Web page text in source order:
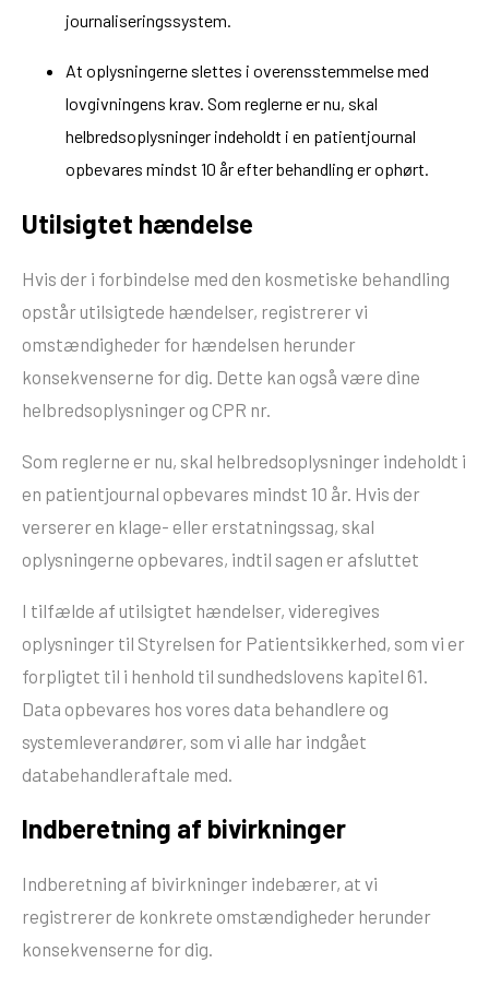
journaliseringssystem.
At oplysningerne slettes i overensstemmelse med
lovgivningens krav. Som reglerne er nu, skal
helbredsoplysninger indeholdt i en patientjournal
opbevares mindst 10 år efter behandling er ophørt.
Utilsigtet hændelse
Hvis der i forbindelse med den kosmetiske behandling
opstår utilsigtede hændelser, registrerer vi
omstændigheder for hændelsen herunder
konsekvenserne for dig. Dette kan også være dine
helbredsoplysninger og CPR nr.
Som reglerne er nu, skal helbredsoplysninger indeholdt i
en patientjournal opbevares mindst 10 år. Hvis der
verserer en klage- eller erstatningssag, skal
oplysningerne opbevares, indtil sagen er afsluttet
I tilfælde af utilsigtet hændelser, videregives
oplysninger til Styrelsen for Patientsikkerhed, som vi er
forpligtet til i henhold til sundhedslovens kapitel 61.
Data opbevares hos vores data behandlere og
systemleverandører, som vi alle har indgået
databehandleraftale med.
Indberetning af bivirkninger
Indberetning af bivirkninger indebærer, at vi
registrerer de konkrete omstændigheder herunder
konsekvenserne for dig.